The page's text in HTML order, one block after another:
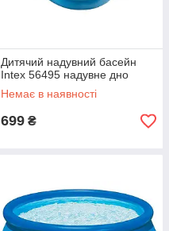
Дитячий надувний басейн
Intex 56495 надувне дно
Немає в наявності
699 ₴